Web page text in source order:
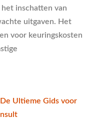
inschatten van
uitgaven. Het
voor keuringskosten
Ultieme Gids voor